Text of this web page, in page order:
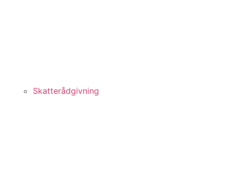
Skatterådgivning